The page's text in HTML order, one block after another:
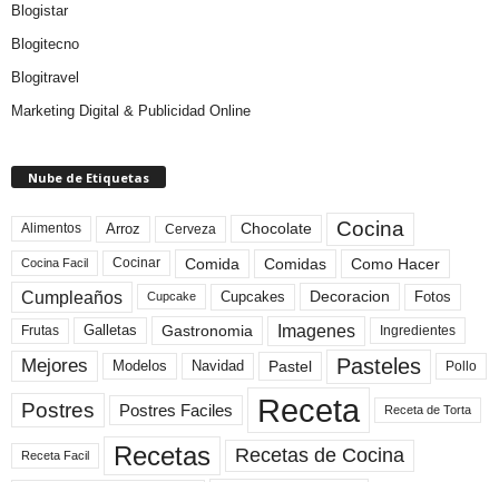
Blogistar
Blogitecno
Blogitravel
Marketing Digital & Publicidad Online
Nube de Etiquetas
Alimentos Arroz Cerveza Chocolate Cocina
Cocina Facil Cocinar Comida Comidas Como Hacer
Cumpleaños Cupcake Cupcakes Decoracion Fotos
Frutas Galletas Gastronomia Imagenes Ingredientes
Mejores Modelos Navidad Pastel Pasteles Pollo
Postres Postres Faciles Receta Receta de Torta
Receta Facil Recetas Recetas de Cocina